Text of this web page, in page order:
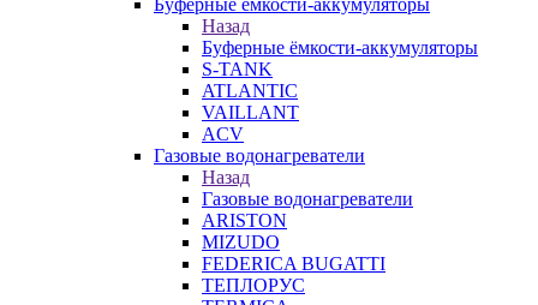
Буферные ёмкости-аккумуляторы
Назад
Буферные ёмкости-аккумуляторы
S-TANK
ATLANTIC
VAILLANT
ACV
Газовые водонагреватели
Назад
Газовые водонагреватели
ARISTON
MIZUDO
FEDERICA BUGATTI
ТЕПЛОРУС